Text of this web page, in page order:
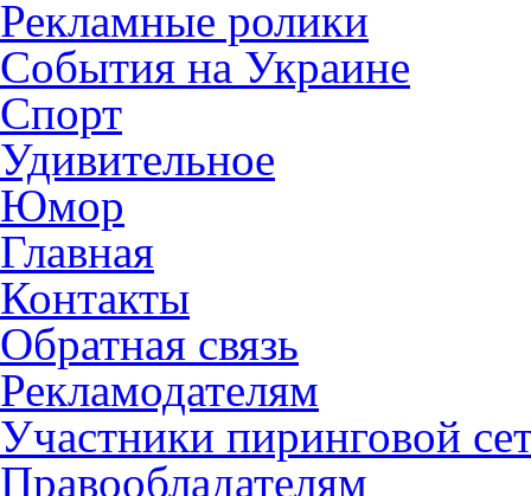
Рекламные ролики
События на Украине
Спорт
Удивительное
Юмор
Главная
Контакты
Обратная связь
Рекламодателям
Участники пиринговой
Правообладателям